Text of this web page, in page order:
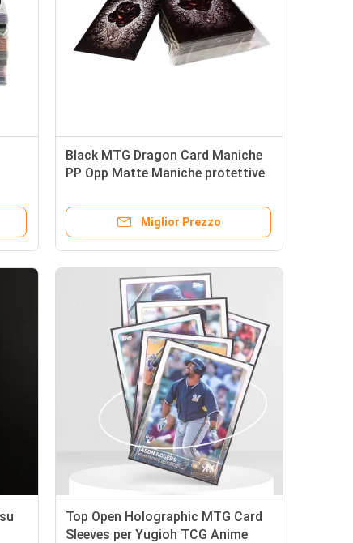
Black MTG Dragon Card Maniche
PP Opp Matte Maniche protettive
Miglior Prezzo
Top Open Holographic MTG Card
Sleeves per Yugioh TCG Anime